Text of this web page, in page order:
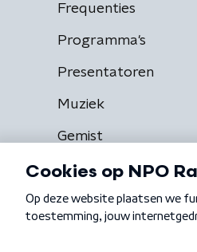
Frequenties
Programma's
Presentatoren
Muziek
Gemist
Algemene voorwaarden